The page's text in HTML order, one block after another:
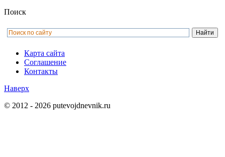
Поиск
Карта сайта
Соглашение
Контакты
Наверх
© 2012 - 2026 putevojdnevnik.ru